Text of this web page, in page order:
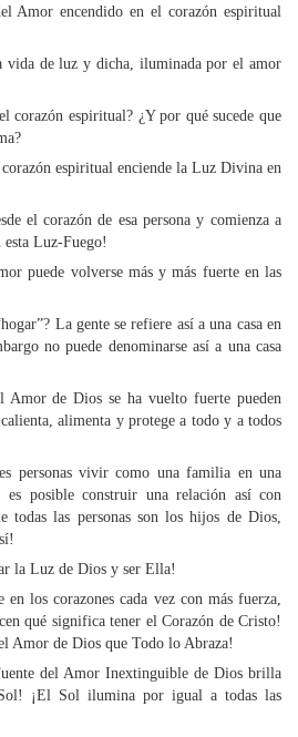
Amor encendido en el corazón espiritual
de luz y dicha, iluminada por el amor
corazón espiritual? ¿Y por qué sucede que
espiritual enciende la Luz Divina en
el corazón de esa persona y comienza a
esta Luz-Fuego!
puede volverse más y más fuerte en las
La gente se refiere así a una casa en
no puede denominarse así a una casa
Amor de Dios se ha vuelto fuerte pueden
alimenta y protege a todo y a todos
personas vivir como una familia en una
es posible construir una relación así con
todas las personas son los hijos de Dios,
la Luz de Dios y ser Ella!
los corazones cada vez con más fuerza,
qué significa tener el Corazón de Cristo!
Amor de Dios que Todo lo Abraza!
del Amor Inextinguible de Dios brilla
¡El Sol ilumina por igual a todas las